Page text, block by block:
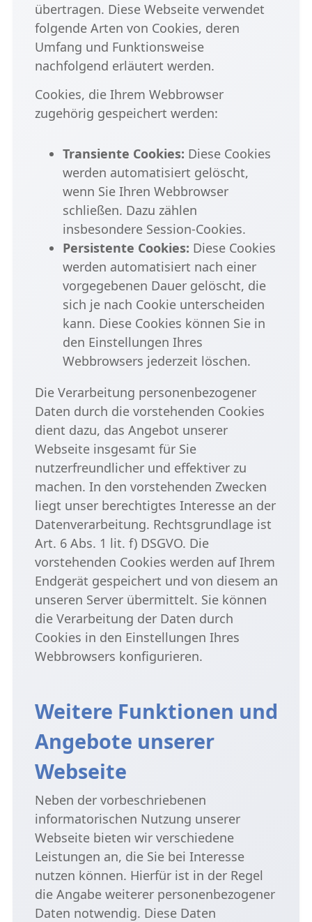
übertragen. Diese Webseite verwendet
folgende Arten von Cookies, deren
Umfang und Funktionsweise
nachfolgend erläutert werden.
Cookies, die Ihrem Webbrowser
zugehörig gespeichert werden:
Transiente Cookies: Diese Cookies
werden automatisiert gelöscht,
wenn Sie Ihren Webbrowser
schließen. Dazu zählen
insbesondere Session-Cookies.
Persistente Cookies: Diese Cookies
werden automatisiert nach einer
vorgegebenen Dauer gelöscht, die
sich je nach Cookie unterscheiden
kann. Diese Cookies können Sie in
den Einstellungen Ihres
Webbrowsers jederzeit löschen.
Die Verarbeitung personenbezogener
Daten durch die vorstehenden Cookies
dient dazu, das Angebot unserer
Webseite insgesamt für Sie
nutzerfreundlicher und effektiver zu
machen. In den vorstehenden Zwecken
liegt unser berechtigtes Interesse an der
Datenverarbeitung. Rechtsgrundlage ist
Art. 6 Abs. 1 lit. f) DSGVO. Die
vorstehenden Cookies werden auf Ihrem
Endgerät gespeichert und von diesem an
unseren Server übermittelt. Sie können
die Verarbeitung der Daten durch
Cookies in den Einstellungen Ihres
Webbrowsers konfigurieren.
Weitere Funktionen und
Angebote unserer
Webseite
Neben der vorbeschriebenen
informatorischen Nutzung unserer
Webseite bieten wir verschiedene
Leistungen an, die Sie bei Interesse
nutzen können. Hierfür ist in der Regel
die Angabe weiterer personenbezogener
Daten notwendig. Diese Daten